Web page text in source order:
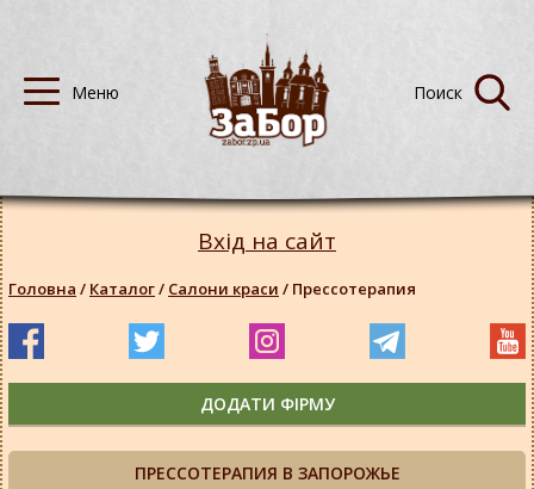
ПРЕССОТЕРАПИЯ В ЗАПОРОЖЬЕ
Вхід на сайт
Головна / Каталог/ Салони краси / Прессотерапия
ДОДАТИ ФІРМУ